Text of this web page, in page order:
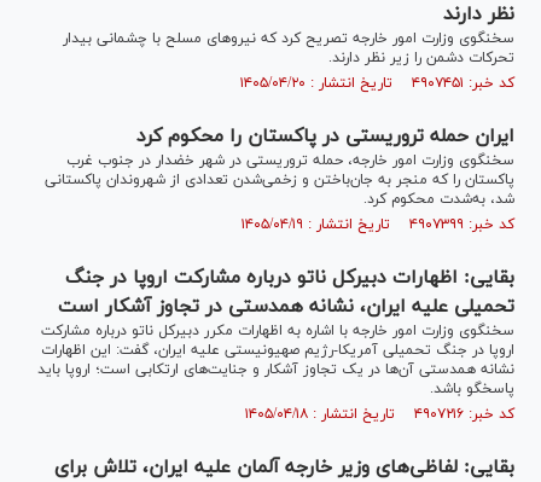
نظر دارند
سخنگوی وزارت امور خارجه تصریح کرد که نیرو‌های مسلح با چشمانی بیدار
تحرکات دشمن را زیر نظر دارند.
کد خبر: ۴۹۰۷۴۵۱ تاریخ انتشار : ۱۴۰۵/۰۴/۲۰
ایران حمله تروریستی در پاکستان را محکوم کرد
سخنگوی وزارت امور خارجه، حمله تروریستی در شهر خضدار در جنوب غرب
پاکستان را که منجر به جان‌باختن و زخمی‌شدن تعدادی از شهروندان پاکستانی
شد، به‌شدت محکوم کرد.
کد خبر: ۴۹۰۷۳۹۹ تاریخ انتشار : ۱۴۰۵/۰۴/۱۹
بقایی: اظهارات دبیرکل ناتو درباره مشارکت اروپا در جنگ
تحمیلی علیه ایران، نشانه همدستی در تجاوز آشکار است
سخنگوی وزارت امور خارجه با اشاره به اظهارات مکرر دبیرکل ناتو درباره مشارکت
اروپا در جنگ تحمیلی آمریکا-رژیم صهیونیستی علیه ایران، گفت: این اظهارات
نشانه همدستی آن‌ها در یک تجاوز آشکار و جنایت‌های ارتکابی است؛ اروپا باید
پاسخگو باشد.
کد خبر: ۴۹۰۷۲۱۶ تاریخ انتشار : ۱۴۰۵/۰۴/۱۸
بقایی: لفاظی‌های وزیر خارجه آلمان علیه ایران، تلاش برای